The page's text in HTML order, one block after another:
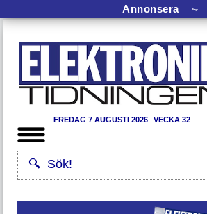
Annonsera ⏦
FREDAG 7 AUGUSTI 2026 VECKA 32